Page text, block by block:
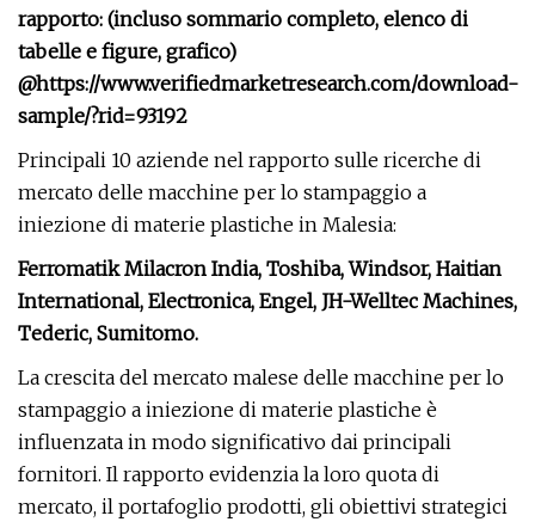
rapporto: (incluso sommario completo, elenco di
tabelle e figure, grafico)
@https://www.verifiedmarketresearch.com/download-
sample/?rid=93192
Principali 10 aziende nel rapporto sulle ricerche di
mercato delle macchine per lo stampaggio a
iniezione di materie plastiche in Malesia:
Ferromatik Milacron India, Toshiba, Windsor, Haitian
International, Electronica, Engel, JH-Welltec Machines,
Tederic, Sumitomo.
La crescita del mercato malese delle macchine per lo
stampaggio a iniezione di materie plastiche è
influenzata in modo significativo dai principali
fornitori. Il rapporto evidenzia la loro quota di
mercato, il portafoglio prodotti, gli obiettivi strategici